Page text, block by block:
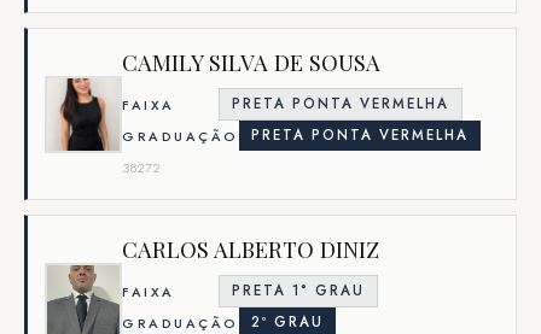
CAMILY SILVA DE SOUSA
FAIXA
PRETA PONTA VERMELHA
GRADUAÇÃO
PRETA PONTA VERMELHA
38272
CARLOS ALBERTO DINIZ
FAIXA
PRETA 1° GRAU
GRADUAÇÃO
2º GRAU